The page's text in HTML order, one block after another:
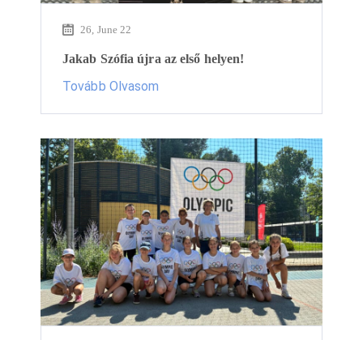
26, June 22
Jakab Szófia újra az első helyen!
Tovább Olvasom